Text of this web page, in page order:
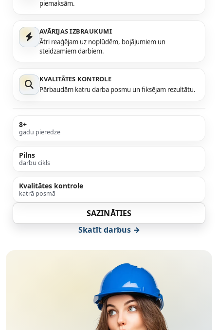
piemaksām.
AVĀRIJAS IZBRAUKUMI
Ātri reaģējam uz noplūdēm, bojājumiem un
steidzamiem darbiem.
KVALITĀTES KONTROLE
Pārbaudām katru darba posmu un fiksējam rezultātu.
8+
gadu pieredze
Pilns
darbu cikls
Kvalitātes kontrole
katrā posmā
SAZINĀTIES
Skatīt darbus →